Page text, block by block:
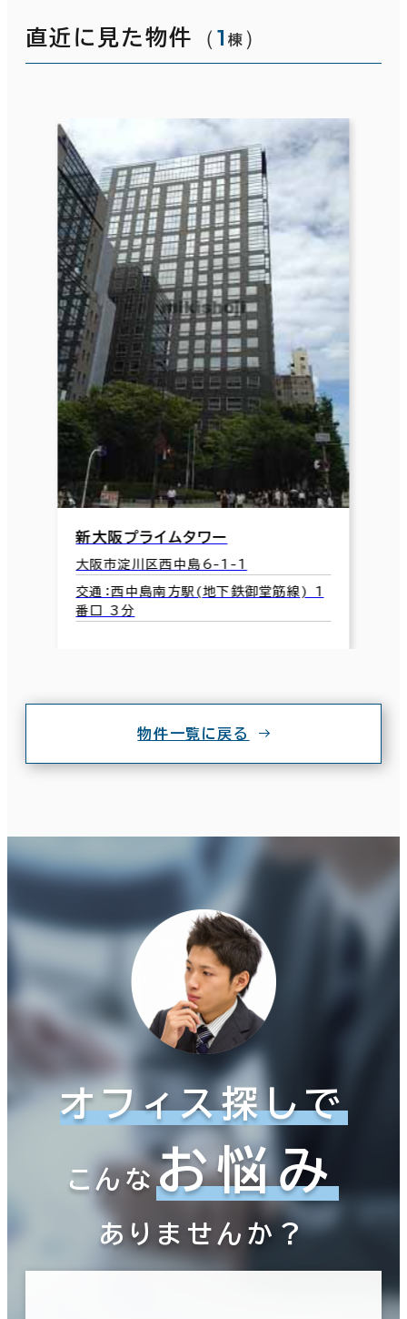
直近に見た物件 （1 棟 ）
新大阪プライムタワー
大阪市淀川区西中島6-1-1
交通：西中島南方駅(地下鉄御堂筋線) 1
番口 3分
物件一覧に戻る
オフィス探しで
こんなお悩み
ありませんか？